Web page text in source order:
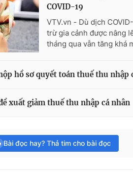
COVID-19
VTV.vn - Dù dịch
trừ gia cảnh được nâng
tháng qua vẫn tăng khá
hồ sơ quyết toán thuế thu nhập
xuất giảm thuế thu nhập cá nhân
Bài đọc hay? Thả tim cho bài đọc